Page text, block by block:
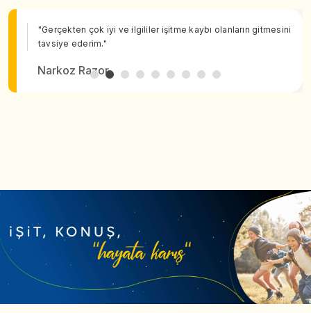
"Gerçekten çok iyi ve ilgililer işitme kaybı olanların gitmesini
tavsiye ederim."
Narkoz Razor